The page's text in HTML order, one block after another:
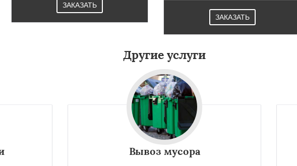
×
ЗАКАЗАТЬ
ЗАКАЗАТЬ
Другие услуги
Вывоз мусора
УЗНАТЬ ПОДРОБНЕЕ